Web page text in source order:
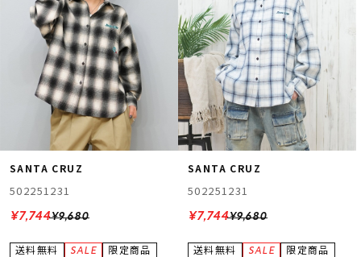
SANTA CRUZ
502251231
¥9,680
¥7,744
SANTA CRUZ
502251231
¥9,680
¥7,744